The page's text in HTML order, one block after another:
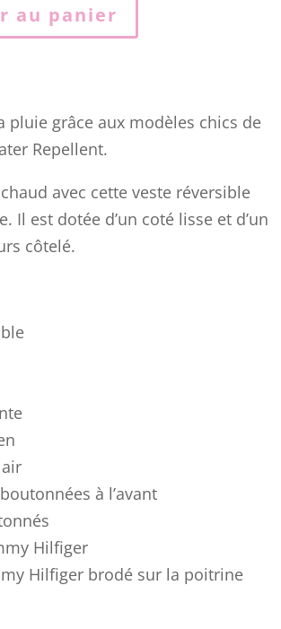
au panier
pluie grâce aux modèles chics de
Repellent.
avec cette veste réversible
Il est dotée d’un coté lisse et d’un
côtelé.
à l’avant
Hilfiger
Hilfiger brodé sur la poitrine